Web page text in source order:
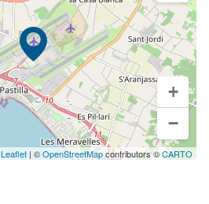
+
−
Leaflet | ©OpenStreetMapcontributors ©CARTO